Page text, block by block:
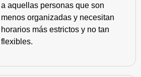
a aquellas personas que son
menos organizadas y necesitan
horarios más estrictos y no tan
flexibles.